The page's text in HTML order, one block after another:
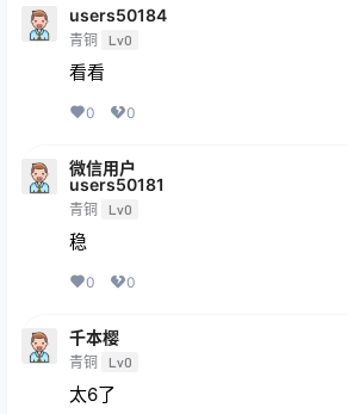
users50184
青铜 Lv0
看看
0 0
微信用户
users50181
青铜 Lv0
稳
0 0
千本樱
青铜 Lv0
太6了